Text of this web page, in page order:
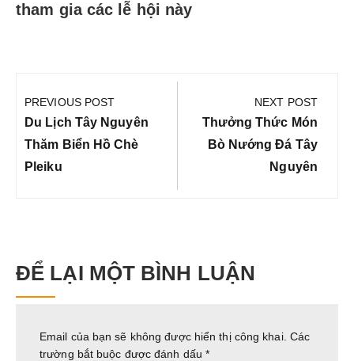
tham gia các lễ hội này
hướng
bài
viết
PREVIOUS POST
Previous
Post:
Du Lịch Tây Nguyên
Thăm Biển Hồ Chè
Pleiku
NEXT POST
Next
Post:
Thưởng Thức Món
Bò Nướng Đá Tây
Nguyên
ĐỂ LẠI MỘT BÌNH LUẬN
Email của bạn sẽ không được hiển thị công khai. Các
trường bắt buộc được đánh dấu*